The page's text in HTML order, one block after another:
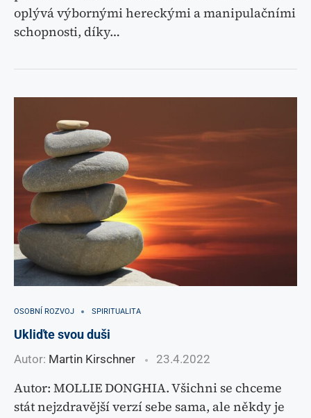
oplývá výbornými hereckými a manipulačními
schopnosti, díky…
OSOBNÍ ROZVOJ SPIRITUALITA
Ukliďte svou duši
Autor: Martin Kirschner 23.4.2022
Autor: MOLLIE DONGHIA. Všichni se chceme
stát nejzdravější verzí sebe sama, ale někdy je